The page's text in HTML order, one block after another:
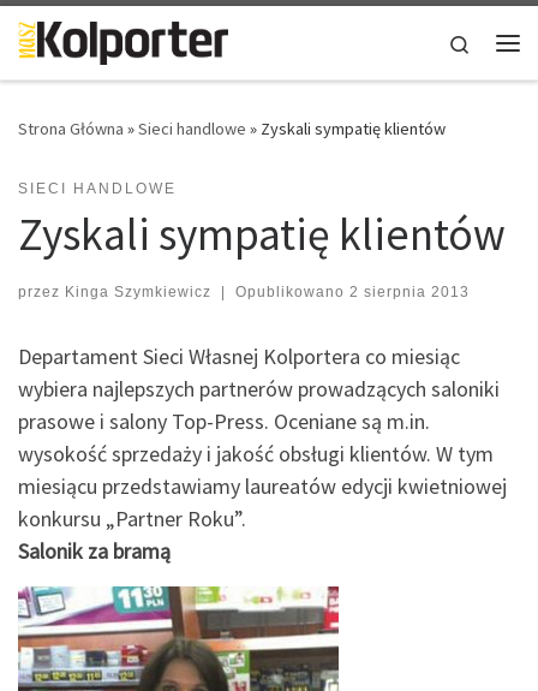
Skip to content
Search
Strona Główna »Sieci handlowe » Zyskali sympatię klientów
SIECI HANDLOWE
Zyskali sympatię klientów
przez Kinga Szymkiewicz | Opublikowano 2 sierpnia 2013
Departament Sieci Własnej Kolportera co miesiąc
wybiera najlepszych partnerów prowadzących saloniki
prasowe i salony Top-Press. Oceniane są m.in.
wysokość sprzedaży i jakość obsługi klientów. W tym
miesiącu przedstawiamy laureatów edycji kwietniowej
konkursu „Partner Roku”.
Salonik za bramą